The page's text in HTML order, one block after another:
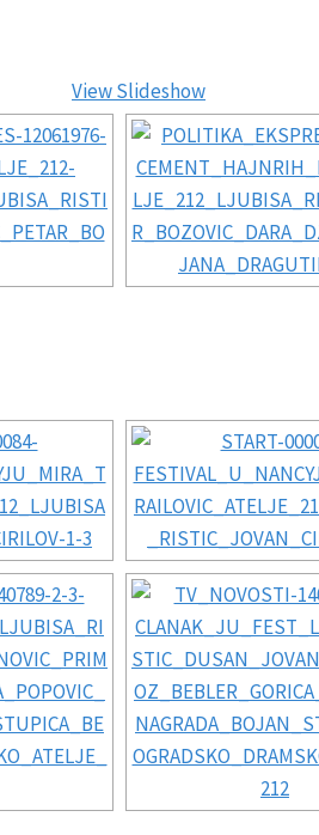
View Slideshow